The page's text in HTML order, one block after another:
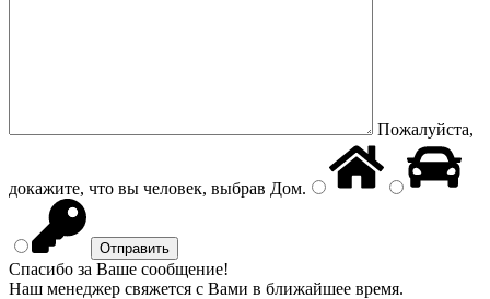
Пожалуйста,
докажите, что вы человек, выбрав Дом.
Спасибо за Ваше сообщение!
Наш менеджер свяжется с Вами в ближайшее время.